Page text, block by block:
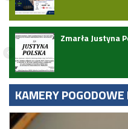
Zmarła Justyna
KAMERY POGODOWE